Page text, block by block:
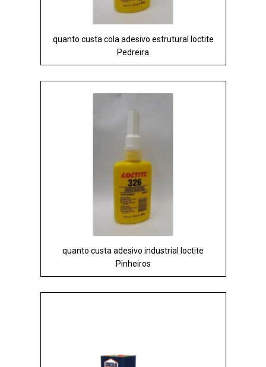
quanto custa cola adesivo estrutural loctite
Pedreira
quanto custa adesivo industrial loctite
Pinheiros